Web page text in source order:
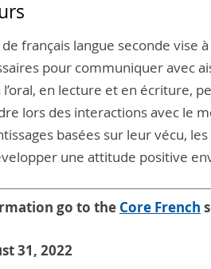
français langue seconde vise
pour communiquer avec
l’oral, en lecture et en écriture,
lors des interactions avec le
basées sur leur vécu,
une attitude positive
go to the Core French
31, 2022